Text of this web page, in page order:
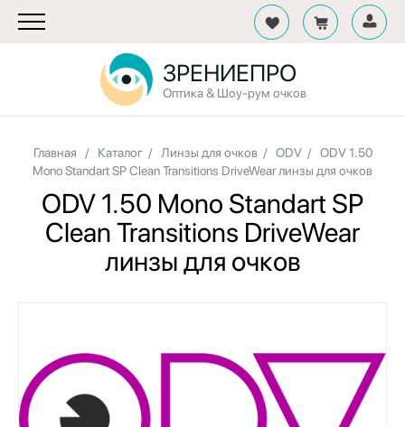
ЗРЕНИЕПРО
Оптика & Шоу-рум очков
Главная / Каталог / Линзы для очков / ODV /ODV 1.50
Mono Standart SP Clean Transitions DriveWear линзы для очков
ODV 1.50 Mono Standart SP
Clean Transitions DriveWear
линзы для очков